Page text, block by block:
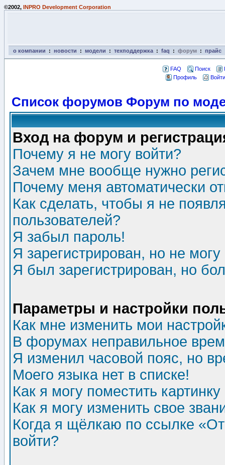
©2002, INPRO Development Corporation
о компании : новости : модели : техподдержка : faq : форум : прайс
FAQ Поиск
Профиль
Список форумов Форум по
Вход на форум и
Почему я не могу войти?
Зачем мне вообще нужно
Почему меня автоматически
Как сделать, чтобы я не
пользователей?
Я забыл пароль!
Я зарегистрирован, но не могу
Я был зарегистрирован, но
Параметры и настройки
Как мне изменить мои
В форумах неправильное
Я изменил часовой пояс, но
Моего языка нет в списке!
Как я могу поместить
Как я могу изменить свое
Когда я щёлкаю по ссылке
войти?